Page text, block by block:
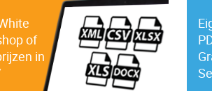
of
in